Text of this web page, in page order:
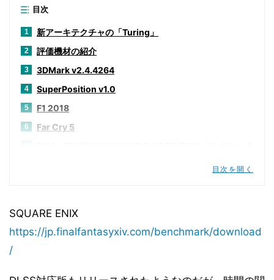
目次
1 新アーキテクチャの「Turing」
2 評価機材の紹介
3 3DMark v2.4.4264
4 SuperPosition v1.0
5 F1 2018
6 Far Cry 5
12 Tom Clancy's Ghost Recon Wildlands
14
目次を開く
SQUARE ENIX
https://jp.finalfantasyxiv.com/benchmark/download
/